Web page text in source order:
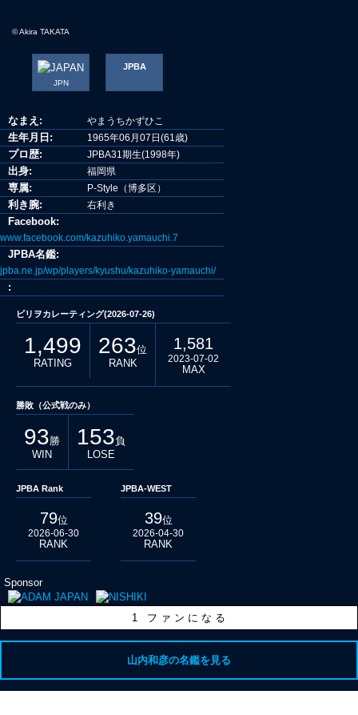
© Akira TAKATA
なまえ: やまうちかずひこ
生年月日: 1965年06月07日(61歳)
プロ歴: JPBA31期生(1998年)
出身: 福岡県
専属: P-Style（博多区）
利き腕: 右利き
Facebook:
www.facebook.com/kazuhiko.yamauchi.7
JPBA名鑑:
jpba.ne.jp/wp/players/kyushu/kazuhiko-yamauchi/
:
JPN
JPBA
ビリヲカレーティング(2026-07-26)
1,499
RATING
263位
RANK
1,581
2023-07-02
MAX
勝敗（公式戦のみ）
93勝
WIN
153負
LOSE
JPBA Rank
79位
2026-06-30
RANK
JPBA-WEST
39位
2026-04-30
RANK
Sponsor
1 ファンになる
山内和彦の名鑑を見る